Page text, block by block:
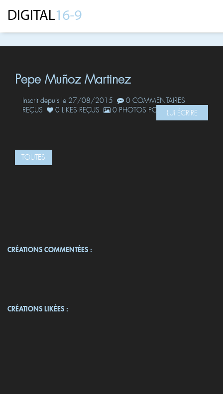
Pepe Muñoz Martinez
Inscrit depuis le 27/08/2015
0 COMMENTAIRES
REÇUS
0 LIKES REÇUS 0 PHOTOS POSTÉESLUI ÉCRIRE
TOUTES
CRÉATIONS COMMENTÉES :
CRÉATIONS LIKÉES :